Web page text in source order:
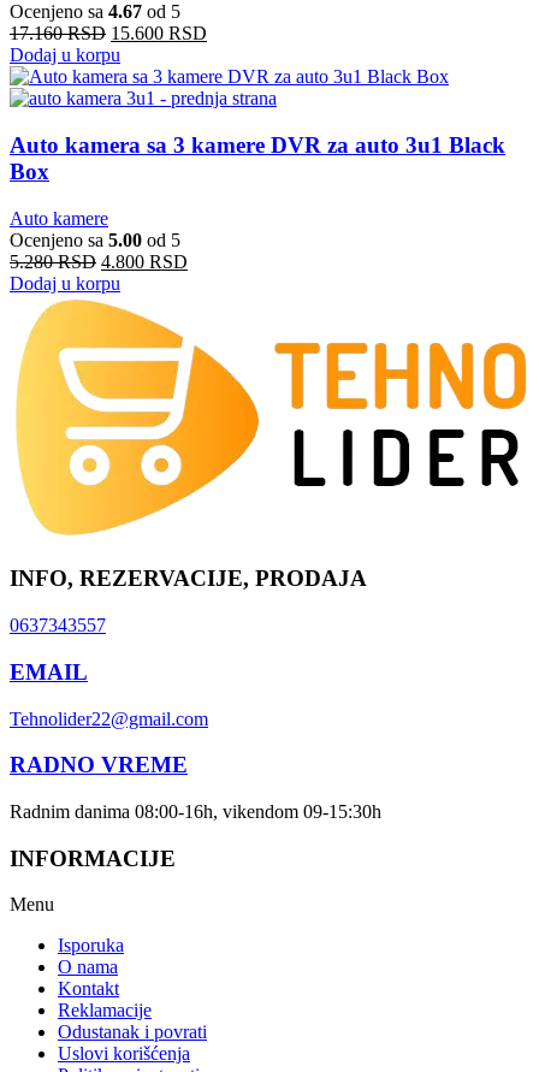
Ocenjeno sa 4.67 od 5
17.160RSD 15.600 RSD
Dodaj u korpu
Auto kamera sa 3 kamere DVR za auto 3u1 Black
Box
Auto kamere
Ocenjeno sa 5.00 od 5
5.280RSD 4.800 RSD
Dodaj u korpu
INFO, REZERVACIJE, PRODAJA
0637343557
EMAIL
Tehnolider22@gmail.com
RADNO VREME
Radnim danima 08:00-16h, vikendom 09-15:30h
INFORMACIJE
Menu
Isporuka
O nama
Kontakt
Reklamacije
Odustanak i povrati
Uslovi korišćenja